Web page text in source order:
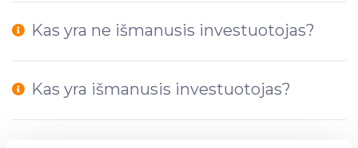
Kas yra ne išmanusis investuotojas?
Kas yra išmanusis investuotojas?